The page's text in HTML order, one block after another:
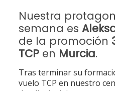
Nuestra
semana es
de la promoción
TCPen Murcia.
Tras terminar su
vuelo TCP en nuestro